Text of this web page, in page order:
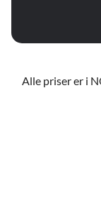
Alle priser er i